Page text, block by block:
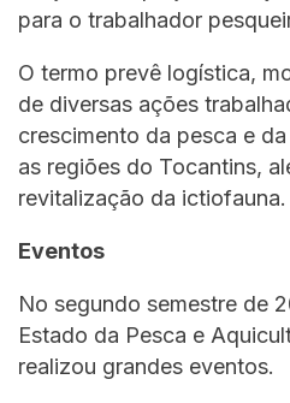
para o trabalhador
O termo prevê logística,
de diversas ações
crescimento da pesca e
as regiões do Tocantins,
revitalização da ictiofauna.
Eventos
No segundo semestre de
Estado da Pesca e
realizou grandes eventos.